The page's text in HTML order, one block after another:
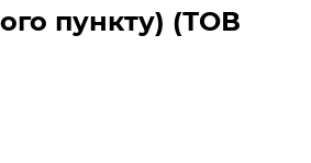
пункту) (ТОВ